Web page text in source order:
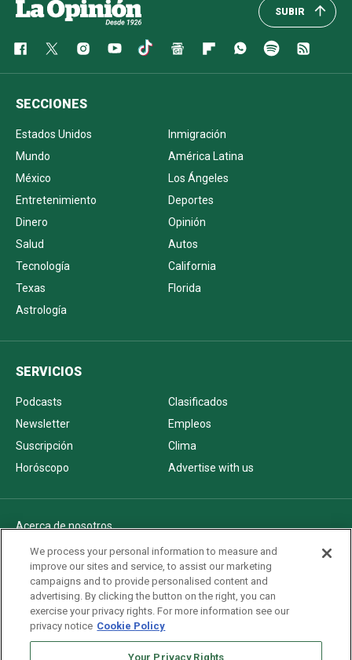
SUBIR
SECCIONES
Estados Unidos
Inmigración
Mundo
América Latina
México
Los Ángeles
Entretenimiento
Deportes
Dinero
Opinión
Salud
Autos
Tecnología
California
Texas
Florida
Astrología
SERVICIOS
Podcasts
Clasificados
Newsletter
Empleos
Suscripción
Clima
Horóscopo
Advertise with us
Acerca de nosotros
Politica de privacidad
Pautas Editoriales
AdChoices
Advertise with us
Newsletters
We process your personal information to measure and
improve our sites and service, to assist our marketing
campaigns and to provide personalised content and
advertising. By clicking the button on the right, you can
exercise your privacy rights. For more information see our
privacy notice Cookie Policy
Your Privacy Rights